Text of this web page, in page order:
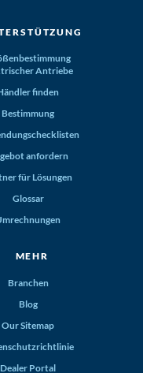
Antriebe
finden
Bestimmung
anfordern
für Lösungen
Glossar
MEHR
Branchen
Blog
Our Sitemap
Dealer Portal